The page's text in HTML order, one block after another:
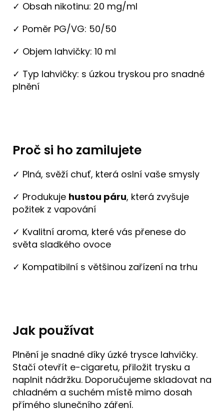
✓ Obsah nikotinu: 20 mg/ml
✓ Poměr PG/VG: 50/50
✓ Objem lahvičky: 10 ml
✓ Typ lahvičky: s úzkou tryskou pro snadné
plnění
Proč si ho zamilujete
✓ Plná, svěží chuť, která oslní vaše smysly
✓ Produkuje hustou páru, která zvyšuje
požitek z vapování
✓ Kvalitní aroma, které vás přenese do
světa sladkého ovoce
✓ Kompatibilní s většinou zařízení na trhu
Jak používat
Plnění je snadné díky úzké trysce lahvičky.
Stačí otevřít e-cigaretu, přiložit trysku a
naplnit nádržku. Doporučujeme skladovat na
chladném a suchém místě mimo dosah
přímého slunečního záření.